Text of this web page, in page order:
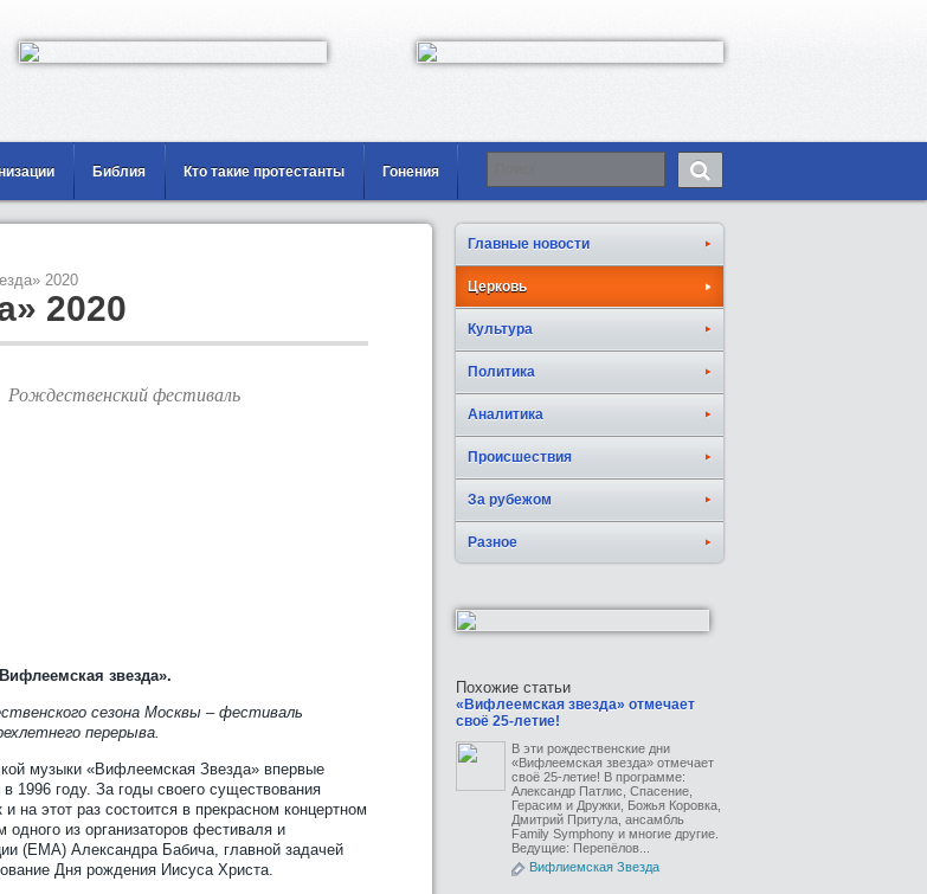
Библия Кто такие протестанты Гонения
2020
2020
Рождественский фестиваль
звезда».
сезона Москвы – фестиваль
перерыва.
музыки «Вифлеемская Звезда» впервые
1996 году. За годы своего существования
этот раз состоится в прекрасном концертном
из организаторов фестиваля и
(ЕМА) Александра Бабича, главной задачей
Дня рождения Иисуса Христа.
Главные новости
Церковь
Культура
Политика
Аналитика
Происшествия
За рубежом
Разное
Похожие статьи
«Вифлеемская звезда» отмечает
своё 25-летие!
В эти рождественские дни
«Вифлеемская звезда» отмечает
своё 25-летие! В программе:
Александр Патлис, Спасение,
Герасим и Дружки, Божья Коровка,
Дмитрий Притула, ансамбль
Family Symphony и многие другие.
Ведущие: Перепёлов...
Вифлиемская Звезда